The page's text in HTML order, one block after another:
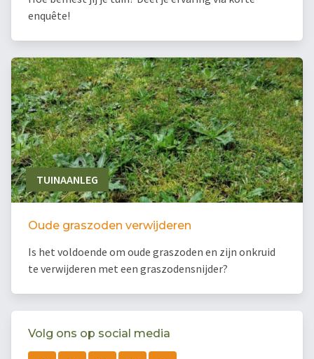
enquête!
TUINAANLEG
Oude graszoden verwijderen
Is het voldoende om oude graszoden en zijn onkruid
te verwijderen met een graszodensnijder?
Volg ons op social media